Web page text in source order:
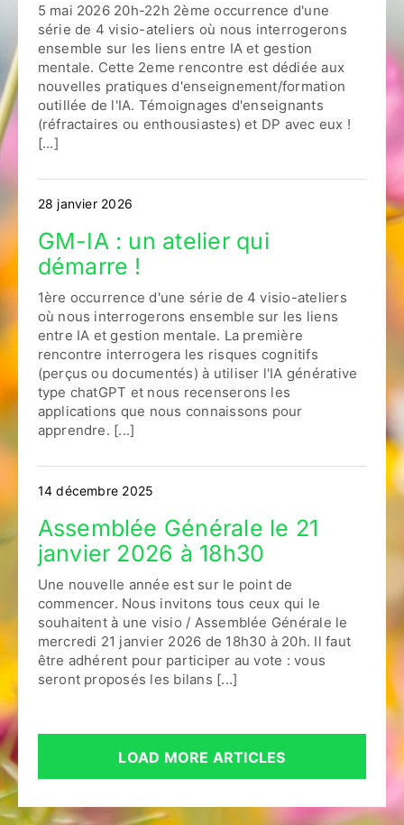
5 mai 2026 20h-22h 2ème occurrence d'une
série de 4 visio-ateliers où nous interrogerons
ensemble sur les liens entre IA et gestion
mentale. Cette 2eme rencontre est dédiée aux
nouvelles pratiques d'enseignement/formation
outillée de l'IA. Témoignages d'enseignants
(réfractaires ou enthousiastes) et DP avec eux !
[...]
28 janvier 2026
GM-IA : un atelier qui
démarre !
1ère occurrence d'une série de 4 visio-ateliers
où nous interrogerons ensemble sur les liens
entre IA et gestion mentale. La première
rencontre interrogera les risques cognitifs
(perçus ou documentés) à utiliser l'IA générative
type chatGPT et nous recenserons les
applications que nous connaissons pour
apprendre. [...]
14 décembre 2025
Assemblée Générale le 21
janvier 2026 à 18h30
Une nouvelle année est sur le point de
commencer. Nous invitons tous ceux qui le
souhaitent à une visio / Assemblée Générale le
mercredi 21 janvier 2026 de 18h30 à 20h. Il faut
être adhérent pour participer au vote : vous
seront proposés les bilans [...]
LOAD MORE ARTICLES